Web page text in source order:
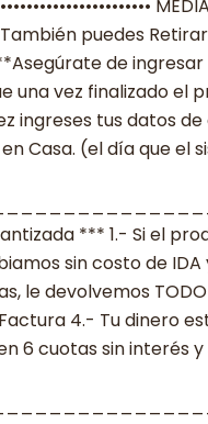
***También puedes
de
una vez finalizado el
ingreses tus datos de
Casa. (el día que el
*** 1.- Si el
sin costo de IDA
le devolvemos TODO
4.- Tu dinero
6 cuotas sin interés